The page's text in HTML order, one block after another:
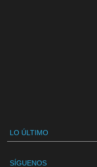
LO ÚLTIMO
SÍGUENOS